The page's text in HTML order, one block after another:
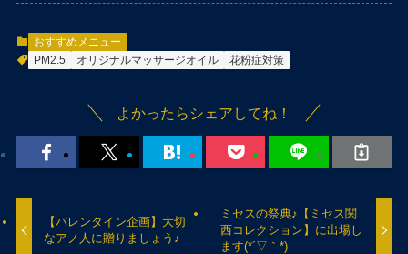
おすすめメニュー
PM2.5
オリジナルマッサージオイル 花粉症対策
よかったらシェアしてね！
【バレンタイン企画】大切
なアノ人に贈りましょう♪
ミセスの祭典♪【ミセス関
西コレクション】に出場し
ます(*´▽｀*)